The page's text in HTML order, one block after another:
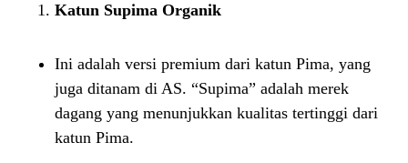
Katun Supima Organik
Ini adalah versi premium dari katun Pima, yang
juga ditanam di AS. “Supima” adalah merek
dagang yang menunjukkan kualitas tertinggi dari
katun Pima.